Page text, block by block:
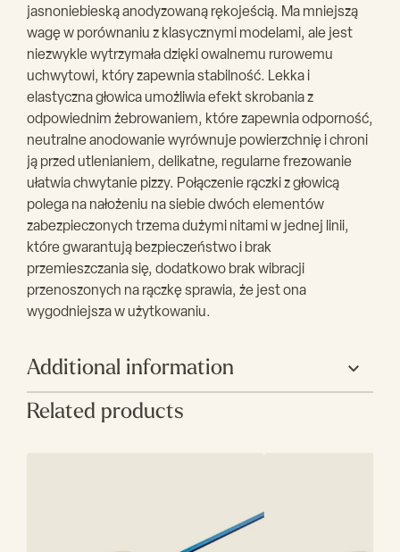
jasnoniebieską anodyzowaną rękojeścią. Ma mniejszą
wagę w porównaniu z klasycznymi modelami, ale jest
niezwykle wytrzymała dzięki owalnemu rurowemu
uchwytowi, który zapewnia stabilność. Lekka i
elastyczna głowica umożliwia efekt skrobania z
odpowiednim żebrowaniem, które zapewnia odporność,
neutralne anodowanie wyrównuje powierzchnię i chroni
ją przed utlenianiem, delikatne, regularne frezowanie
ułatwia chwytanie pizzy. Połączenie rączki z głowicą
polega na nałożeniu na siebie dwóch elementów
zabezpieczonych trzema dużymi nitami w jednej linii,
które gwarantują bezpieczeństwo i brak
przemieszczania się, dodatkowo brak wibracji
przenoszonych na rączkę sprawia, że jest ona
wygodniejsza w użytkowaniu.
Additional information
Producent Gimetal
Related products